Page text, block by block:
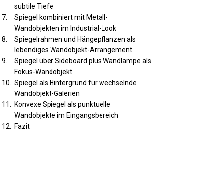
subtile Tiefe
Spiegel kombiniert mit Metall-
Wandobjekten im Industrial-Look
Spiegelrahmen und Hängepflanzen als
lebendiges Wandobjekt-Arrangement
Spiegel über Sideboard plus Wandlampe als
Fokus-Wandobjekt
Spiegel als Hintergrund für wechselnde
Wandobjekt-Galerien
Konvexe Spiegel als punktuelle
Wandobjekte im Eingangsbereich
Fazit